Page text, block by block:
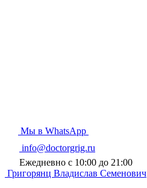
Мы в WhatsApp
info@doctorgrig.ru
Ежедневно с 10:00 до 21:00
Григорянц Владислав Семенович